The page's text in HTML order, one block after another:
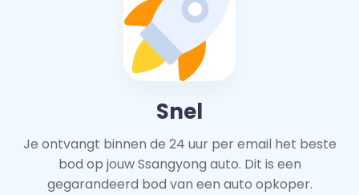
Snel
Je ontvangt binnen de 24 uur per email het beste
bod op jouw Ssangyong auto. Dit is een
gegarandeerd bod van een auto opkoper.